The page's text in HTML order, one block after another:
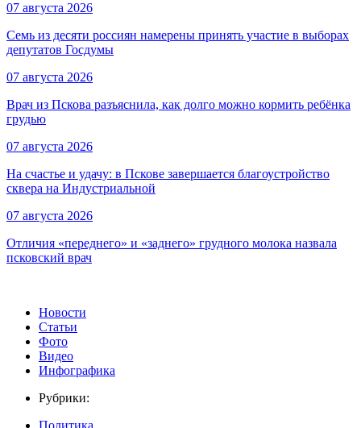
07 августа 2026
Семь из десяти россиян намерены принять участие в выборах
депутатов Госдумы
07 августа 2026
Врач из Пскова разъяснила, как долго можно кормить ребёнка
грудью
07 августа 2026
На счастье и удачу: в Пскове завершается благоустройство
сквера на Индустриальной
07 августа 2026
Отличия «переднего» и «заднего» грудного молока назвала
псковский врач
Новости
Статьи
Фото
Видео
Инфографика
Рубрики: